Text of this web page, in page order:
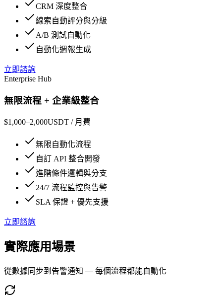
CRM 深度整合
線索自動評分與分級
A/B 測試自動化
自動化週報生成
立即諮詢
Enterprise Hub
無限流程 + 企業級整合
$1,000–2,000USDT / 月費
無限自動化流程
自訂 API 整合開發
進階條件邏輯與分支
24/7 流程監控與告警
SLA 保證 + 優先支援
立即諮詢
實際應用場景
從數據同步到告警通知 — 每個流程都能自動化